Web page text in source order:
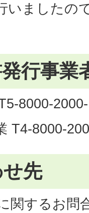
いましたの
行事業
8000-
T4-8000-
先
関するお問